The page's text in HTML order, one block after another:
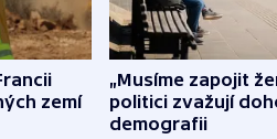
zemí
„Musíme zapojit
politici zvažují
demografii